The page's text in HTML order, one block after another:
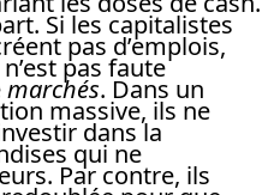
Si les capitalistes
pas d’emplois,
pas faute
marchés. Dans un
massive, ils ne
dans la
qui ne
Par contre, ils